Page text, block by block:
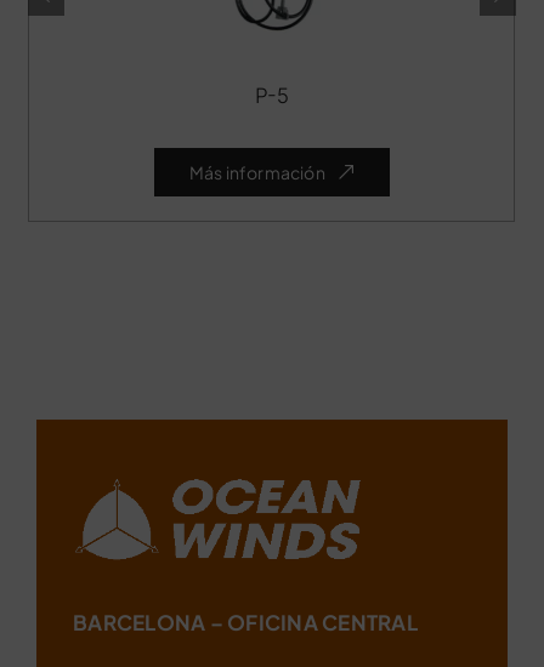
P-5
Más información
BARCELONA – OFICINA CENTRAL